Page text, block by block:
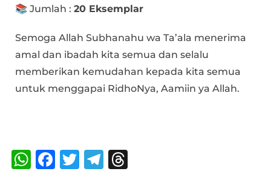
📚 Jumlah : 20 Eksemplar
Semoga Allah Subhanahu wa Ta’ala menerima
amal dan ibadah kita semua dan selalu
memberikan kemudahan kepada kita semua
untuk menggapai RidhoNya, Aamiin ya Allah.
W F
T
T